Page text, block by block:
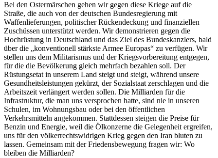
Bei den Ostermärschen gehen wir gegen diese Kriege auf die
Straße, die auch von der deutschen Bundesregierung mit
Waffenlieferungen, politischer Rückendeckung und finanziellen
Zuschüssen unterstützt werden. Wir demonstrieren gegen die
Hochrüstung in Deutschland und das Ziel des Bundeskanzlers, bald
über die „konventionell stärkste Armee Europas“ zu verfügen. Wir
stellen uns dem Militarismus und der Kriegsvorbereitung entgegen,
für die die Bevölkerung gleich mehrfach bezahlen soll. Der
Rüstungsetat in unserem Land steigt und steigt, während unsere
Gesundheitsleistungen gekürzt, der Sozialstaat zerschlagen und die
Arbeitszeit verlängert werden sollen. Die Milliarden für die
Infrastruktur, die man uns versprochen hatte, sind nie in unseren
Schulen, im Wohnungsbau oder bei den öffentlichen
Verkehrsmitteln angekommen. Stattdessen steigen die Preise für
Benzin und Energie, weil die Ölkonzerne die Gelegenheit ergreifen,
uns für den völkerrechtswidrigen Krieg gegen den Iran bluten zu
lassen. Gemeinsam mit der Friedensbewegung fragen wir: Wo
bleiben die Milliarden?